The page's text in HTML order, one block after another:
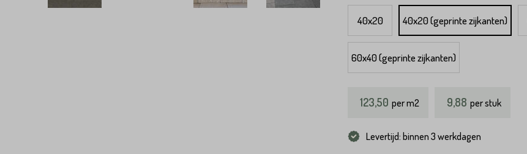
40x20 40x20 (geprinte zijkanten)
60x40 (geprinte zijkanten)
123,50 perm2 9,88 per stuk
Levertijd: binnen 3 werkdagen